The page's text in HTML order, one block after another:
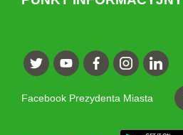
Facebook Prezydenta Miasta